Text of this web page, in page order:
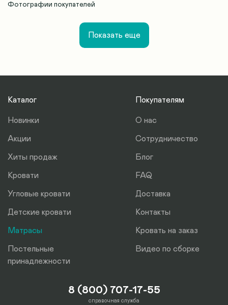
Фотографии покупателей
Показать еще
Каталог
Новинки
Акции
Хиты продаж
Кровати
Угловые кровати
Детские кровати
Матрасы
Постельные
принадлежности
Покупателям
О нас
Сотрудничество
Блог
FAQ
Доставка
Контакты
Кровать на заказ
Видео по сборке
8 (800) 707-17-55
справочная служба